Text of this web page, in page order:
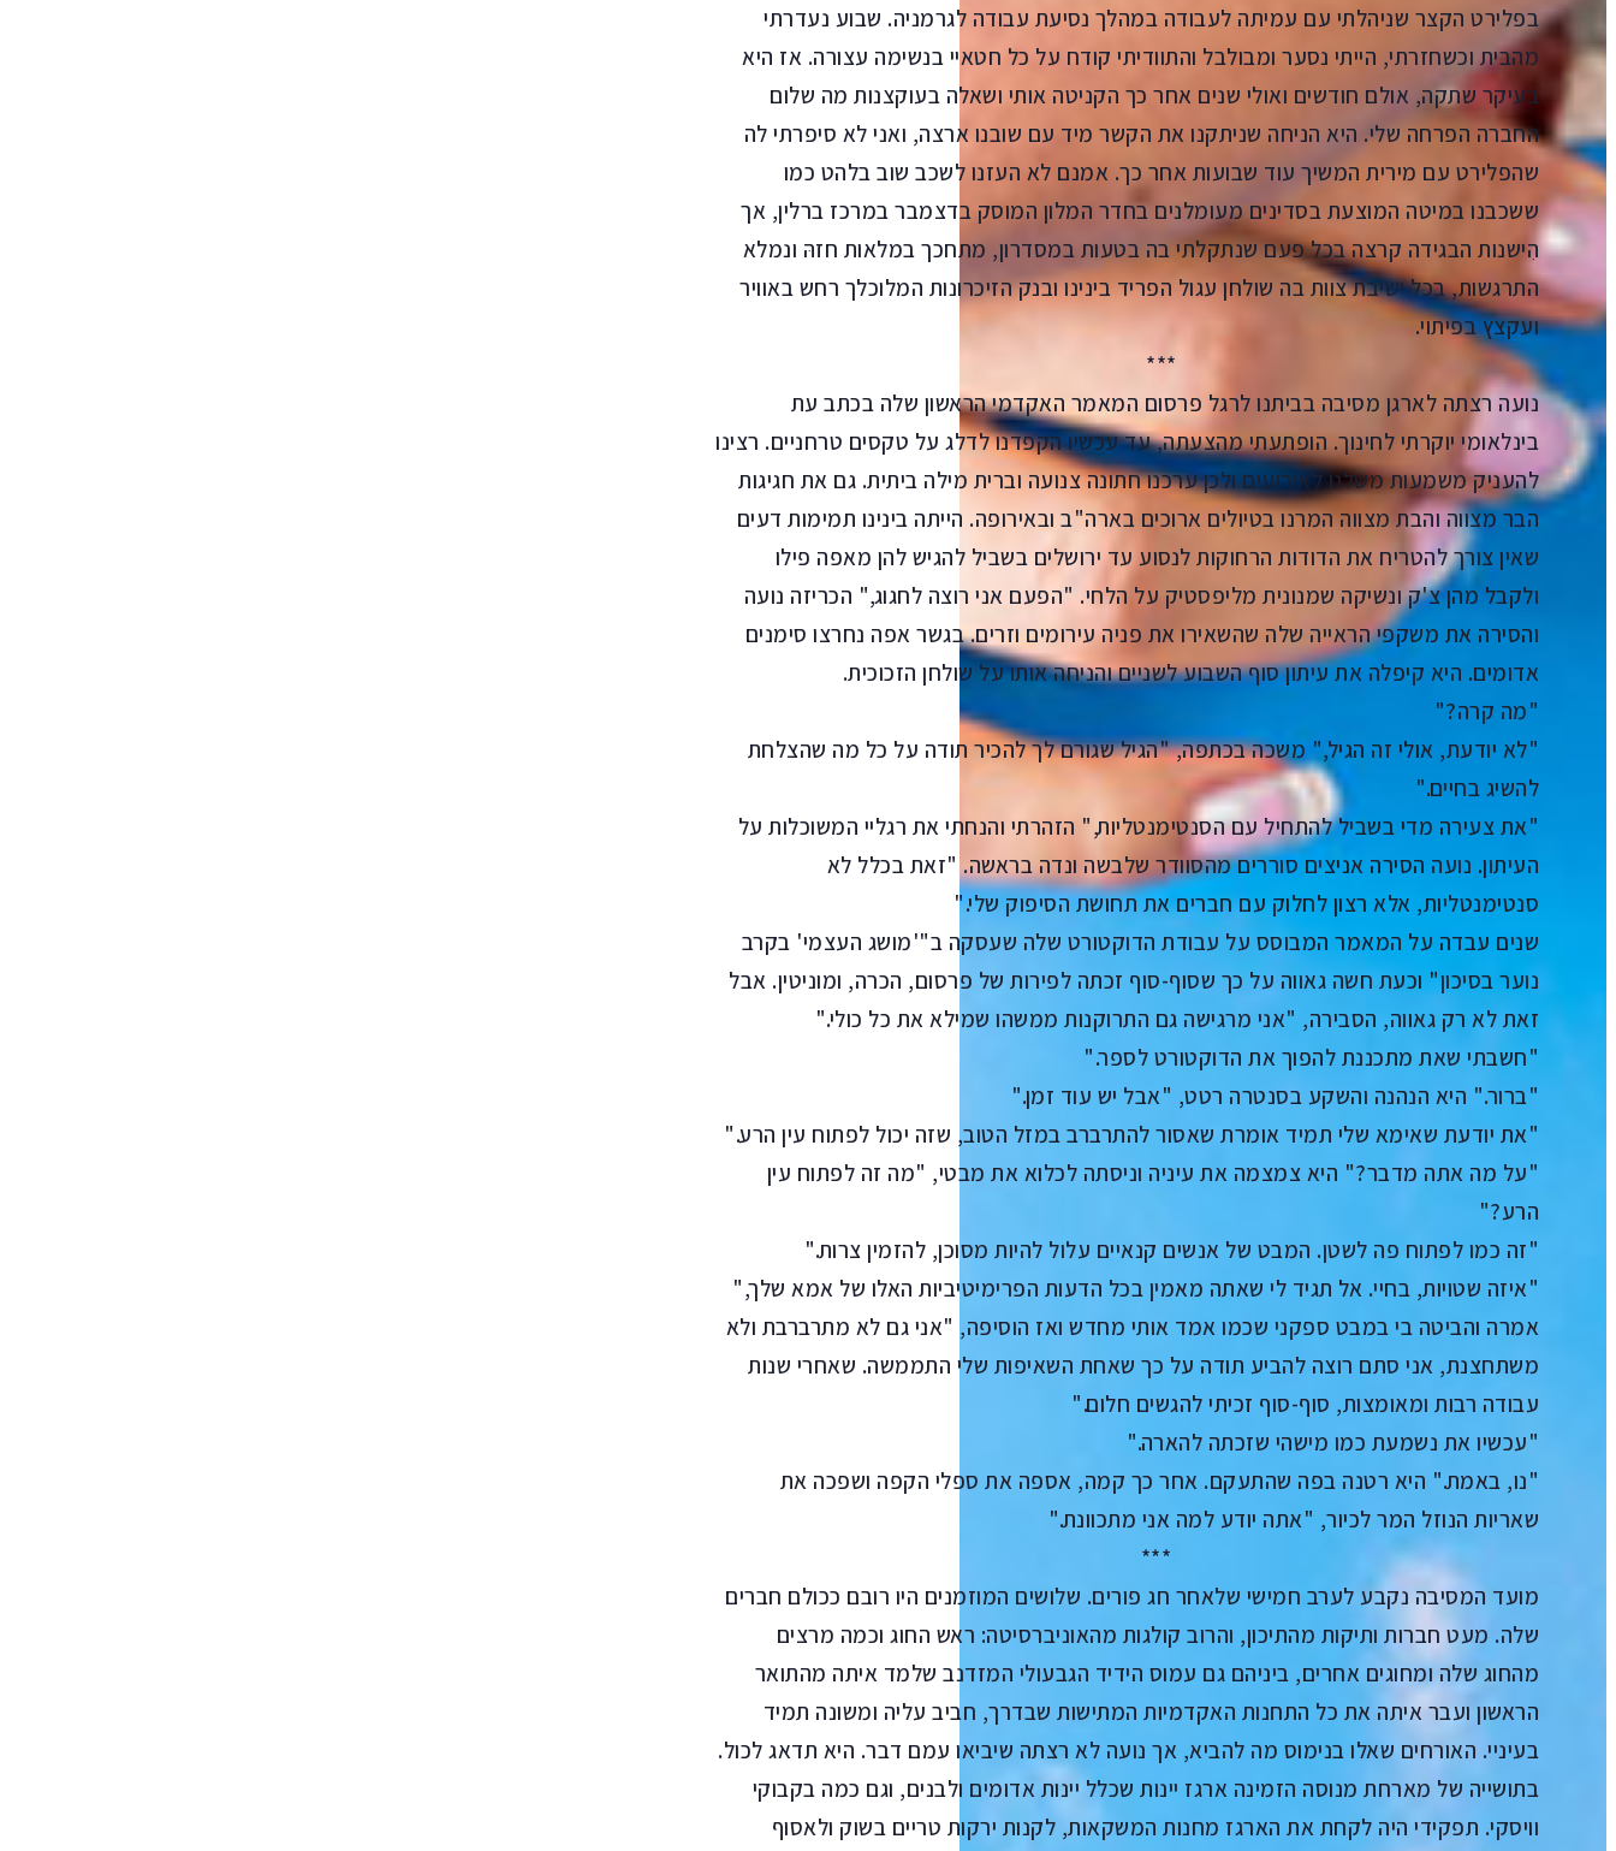
בפלירט הקצר שניהלתי עם עמיתה לעבודה במהלך נסיעת עבודה לגרמניה. שבוע נעדרתי
מהבית וכשחזרתי, הייתי נסער ומבולבל והתוודיתי קודח על כל חטאיי בנשימה עצורה. אז היא
בעיקר שתקה, אולם חודשים ואולי שנים אחר כך הקניטה אותי ושאלה בעוקצנות מה שלום
החברה הפרחה שלי. היא הניחה שניתקנו את הקשר מיד עם שובנו ארצה, ואני לא סיפרתי לה
שהפלירט עם מירית המשיך עוד שבועות אחר כך. אמנם לא העזנו לשכב שוב בלהט כמו
ששכבנו במיטה המוצעת בסדינים מעומלנים בחדר המלון המוסק בדצמבר במרכז ברלין, אך
הִישנות הבגידה קרצה בכל פעם שנתקלתי בה בטעות במסדרון, מתחכך במלאות חזהּ ונמלא
התרגשות, בכל ישיבת צוות בה שולחן עגול הפריד בינינו ובנק הזיכרונות המלוכלך רחש באוויר
ועקצץ בפיתוי.
***
נועה רצתה לארגן מסיבה בביתנו לרגל פרסום המאמר האקדמי הראשון שלה בכתב עת
בינלאומי יוקרתי לחינוך. הופתעתי מהצעתה, עד עכשיו הקפדנו לדלג על טקסים טרחניים. רצינו
להעניק משמעות משלנו לאירועים ולכן ערכנו חתונה צנועה וברית מילה ביתית. גם את חגיגות
הבר מצווה והבת מצווה המרנו בטיולים ארוכים בארה"ב ובאירופה. הייתה בינינו תמימות דעים
שאין צורך להטריח את הדודות הרחוקות לנסוע עד ירושלים בשביל להגיש להן מאפה פילו
ולקבל מהן צ'ק ונשיקה שמנונית מליפסטיק על הלחי. "הפעם אני רוצה לחגוג," הכריזה נועה
והסירה את משקפי הראייה שלה שהשאירו את פניה עירומים וזרים. בגשר אפה נחרצו סימנים
אדומים. היא קיפלה את עיתון סוף השבוע לשניים והניחה אותו על שולחן הזכוכית.
"מה קרה?"
"לא יודעת, אולי זה הגיל," משכה בכתפה, "הגיל שגורם לך להכיר תודה על כל מה שהצלחת
להשיג בחיים."
"את צעירה מדי בשביל להתחיל עם הסנטימנטליות," הזהרתי והנחתי את רגליי המשוכלות על
העיתון. נועה הסירה אניצים סוררים מהסוודר שלבשה ונדה בראשה. "זאת בכלל לא
סנטימנטליות, אלא רצון לחלוק עם חברים את תחושת הסיפוק שלי."
שנים עבדה על המאמר המבוסס על עבודת הדוקטורט שלה שעסקה ב"'מושג העצמי' בקרב
נוער בסיכון" וכעת חשה גאווה על כך שסוף-סוף זכתה לפירות של פרסום, הכרה, ומוניטין. אבל
זאת לא רק גאווה, הסבירה, "אני מרגישה גם התרוקנות ממשהו שמילא את כל כולי."
"חשבתי שאת מתכננת להפוך את הדוקטורט לספר."
"ברור." היא הנהנה והשקע בסנטרה רטט, "אבל יש עוד זמן."
"את יודעת שאימא שלי תמיד אומרת שאסור להתרברב במזל הטוב, שזה יכול לפתוח עין הרע."
"על מה אתה מדבר?" היא צמצמה את עיניה וניסתה לכלוא את מבטי, "מה זה לפתוח עין
הרע?"
"זה כמו לפתוח פה לשטן. המבט של אנשים קנאיים עלול להיות מסוכן, להזמין צרות."
"איזה שטויות, בחיי. אל תגיד לי שאתה מאמין בכל הדעות הפרימיטיביות האלו של אמא שלך,"
אמרה והביטה בי במבט ספקני שכמו אמד אותי מחדש ואז הוסיפה, "אני גם לא מתרברבת ולא
משתחצנת, אני סתם רוצה להביע תודה על כך שאחת השאיפות שלי התממשה. שאחרי שנות
עבודה רבות ומאומצות, סוף-סוף זכיתי להגשים חלום."
"עכשיו את נשמעת כמו מישהי שזכתה להארה."
"נו, באמת." היא רטנה בפה שהתעקם. אחר כך קמה, אספה את ספלי הקפה ושפכה את
שאריות הנוזל המר לכיור, "אתה יודע למה אני מתכוונת."
***
מועד המסיבה נקבע לערב חמישי שלאחר חג פורים. שלושים המוזמנים היו רובם ככולם חברים
שלה. מעט חברות ותיקות מהתיכון, והרוב קולגות מהאוניברסיטה: ראש החוג וכמה מרצים
מהחוג שלה ומחוגים אחרים, ביניהם גם עמוס הידיד הגבעולי המזדנב שלמד איתה מהתואר
הראשון ועבר איתה את כל התחנות האקדמיות המתישות שבדרך, חביב עליה ומשונה תמיד
בעיניי. האורחים שאלו בנימוס מה להביא, אך נועה לא רצתה שיביאו עמם דבר. היא תדאג לכול.
בתושייה של מארחת מנוסה הזמינה ארגז יינות שכלל יינות אדומים ולבנים, וגם כמה בקבוקי
וויסקי. תפקידי היה לקחת את הארגז מחנות המשקאות, לקנות ירקות טריים בשוק ולאסוף